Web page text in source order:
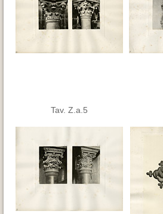
Tav. Z.a.5